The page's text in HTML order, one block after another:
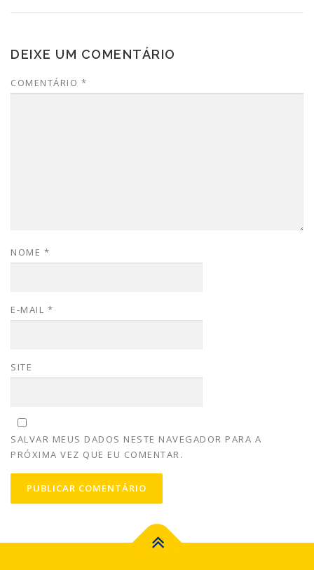
DEIXE UM COMENTÁRIO
COMENTÁRIO *
NOME *
E-MAIL *
SITE
SALVAR MEUS DADOS NESTE NAVEGADOR PARA A
PRÓXIMA VEZ QUE EU COMENTAR.